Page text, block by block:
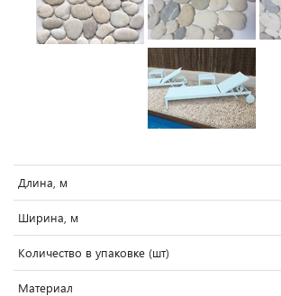
Длина, м
Ширина, м
Количество в упаковке (шт)
Материал